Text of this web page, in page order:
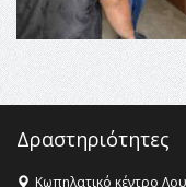
16:18 -ΕΝΟΡΙΑΚΕΣ
ΣΤΗΝ ΕΔΕΣΣΑ
Δραστηριότητες
Κωπηλατικό κέντρο